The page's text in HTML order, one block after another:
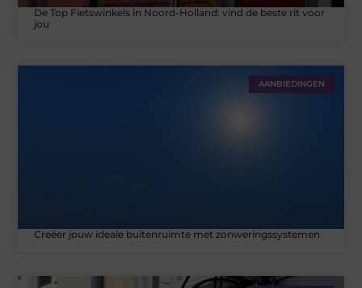
De Top Fietswinkels in Noord-Holland: vind de beste rit voor
jou
AANBIEDINGEN
Creëer jouw ideale buitenruimte met zonweringssystemen